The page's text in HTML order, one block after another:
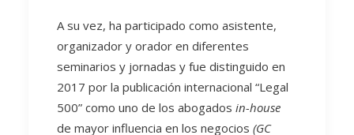
A su vez, ha participado como asistente,
organizador y orador en diferentes
seminarios y jornadas y fue distinguido en
2017 por la publicación internacional “Legal
500” como uno de los abogados in-house
de mayor influencia en los negocios (GC